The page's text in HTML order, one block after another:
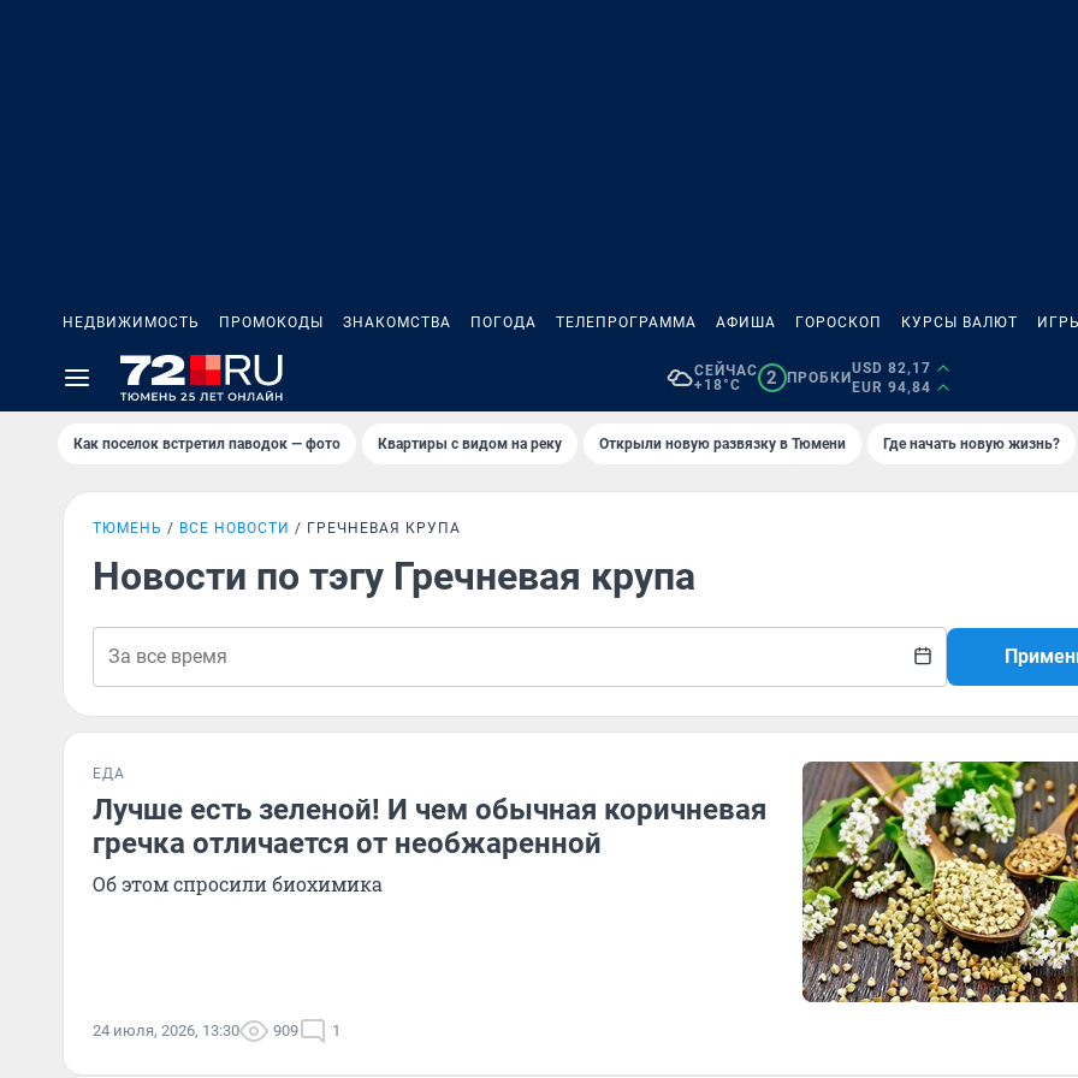
НЕДВИЖИМОСТЬ ПРОМОКОДЫ ЗНАКОМСТВА ПОГОДА ТЕЛЕПРОГРАММА АФИША ГОРОСКОП КУРСЫ ВАЛЮТ
СЕЙЧАС
+18°C
2 ПРОБКИ
USD 82,17
EUR 94,84
Как поселок встретил паводок — фото Квартиры с видом на реку Открыли новую развязку в Тюмени Где начать новую жизнь?
ТЮМЕНЬ ВСЕ НОВОСТИ ГРЕЧНЕВАЯ КРУПА
Новости по тэгу Гречневая крупа
ЕДА
Лучше есть зеленой! И чем обычная коричневая
гречка отличается от необжаренной
Об этом спросили биохимика
24 июля, 2026, 13:30 909 1